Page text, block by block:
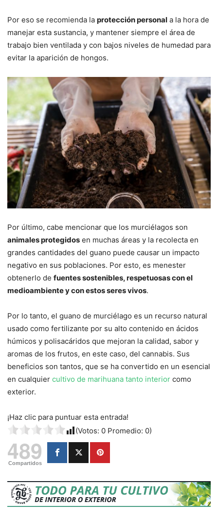
Por eso se recomienda la protección personal a la hora de
manejar esta sustancia, y mantener siempre el área de
trabajo bien ventilada y con bajos niveles de humedad para
evitar la aparición de hongos.
Por último, cabe mencionar que los murciélagos son
animales protegidos en muchas áreas y la recolecta en
grandes cantidades del guano puede causar un impacto
negativo en sus poblaciones. Por esto, es menester
obtenerlo de fuentes sostenibles, respetuosas con el
medioambiente y con estos seres vivos.
Por lo tanto, el guano de murciélago es un recurso natural
usado como fertilizante por su alto contenido en ácidos
húmicos y polisacáridos que mejoran la calidad, sabor y
aromas de los frutos, en este caso, del cannabis. Sus
beneficios son tantos, que se ha convertido en un esencial
en cualquier cultivo de marihuana tanto interior como
exterior.
¡Haz clic para puntuar esta entrada!
(Votos: 0 Promedio: 0)
489
Compartidos